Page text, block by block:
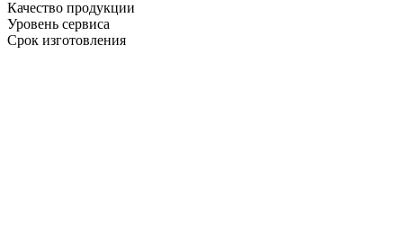
Качество продукции
Уровень сервиса
Срок изготовления